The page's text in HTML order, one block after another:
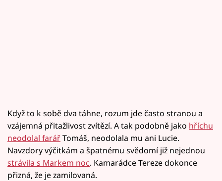
Když to k sobě dva táhne, rozum jde často stranou a
vzájemná přitažlivost zvítězí. A tak podobně jako hříchu
neodolal farářTomáš, neodolala mu ani Lucie.
Navzdory výčitkám a špatnému svědomí již nejednou
strávila s Markem noc. Kamarádce Tereze dokonce
přizná, že je zamilovaná.